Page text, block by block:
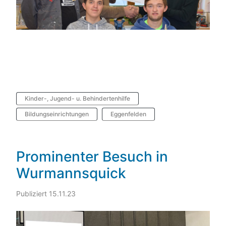
Kinder-, Jugend- u. Behindertenhilfe
Bildungseinrichtungen Eggenfelden
Prominenter Besuch in
Wurmannsquick
Publiziert 15.11.23